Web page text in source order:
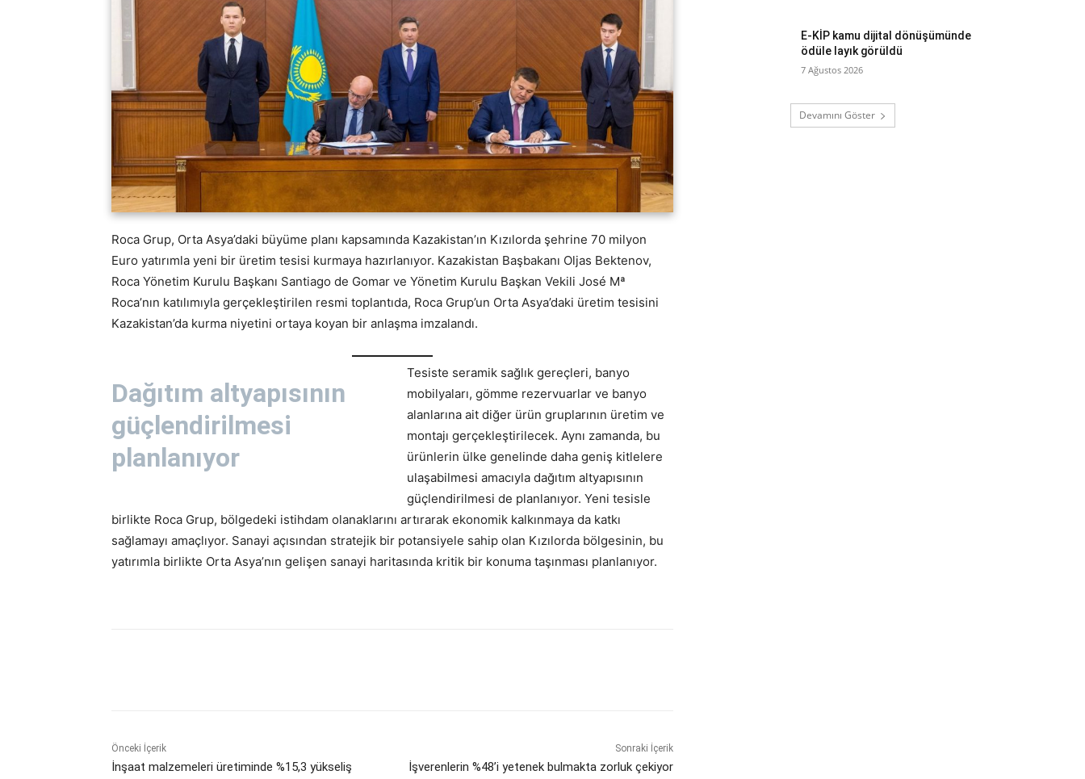
Roca Grup, Orta Asya’daki büyüme planı kapsamında Kazakistan’ın Kızılorda şehrine 70 milyon
Euro yatırımla yeni bir üretim tesisi kurmaya hazırlanıyor. Kazakistan Başbakanı Oljas Bektenov,
Roca Yönetim Kurulu Başkanı Santiago de Gomar ve Yönetim Kurulu Başkan Vekili José Mª
Roca’nın katılımıyla gerçekleştirilen resmi toplantıda, Roca Grup’un Orta Asya’daki üretim tesisini
Kazakistan’da kurma niyetini ortaya koyan bir anlaşma imzalandı.
Dağıtım altyapısının
güçlendirilmesi
planlanıyor
Tesiste seramik sağlık gereçleri, banyo
mobilyaları, gömme rezervuarlar ve banyo
alanlarına ait diğer ürün gruplarının üretim ve
montajı gerçekleştirilecek. Aynı zamanda, bu
ürünlerin ülke genelinde daha geniş kitlelere
ulaşabilmesi amacıyla dağıtım altyapısının
güçlendirilmesi de planlanıyor. Yeni tesisle
birlikte Roca Grup, bölgedeki istihdam olanaklarını artırarak ekonomik kalkınmaya da katkı
sağlamayı amaçlıyor. Sanayi açısından stratejik bir potansiyele sahip olan Kızılorda bölgesinin, bu
yatırımla birlikte Orta Asya’nın gelişen sanayi haritasında kritik bir konuma taşınması planlanıyor.
Önceki İçerik
İnşaat malzemeleri üretiminde %15,3 yükseliş
Sonraki İçerik
İşverenlerin %48’i yetenek bulmakta zorluk çekiyor
E-KİP kamu dijital dönüşümünde
ödüle layık görüldü
7 Ağustos 2026
Devamını Göster